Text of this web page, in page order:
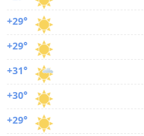
+29°
+29°
+31°
+30°
+29°